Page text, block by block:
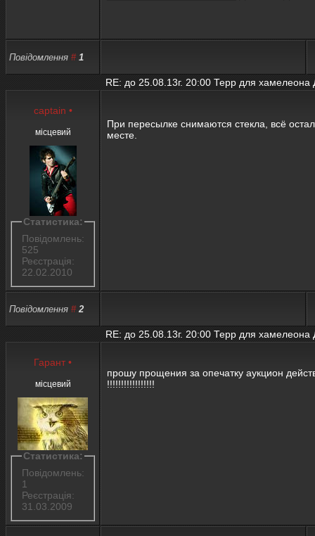
Повідомлення # 1
RE: до 25.08.13г. 20:00 Терр для
captain •
місцевий
Статистика:
Повідомлень:
525
Реєстрація:
22.02.2010
При пересылке снимаются стекла, всё
месте.
Повідомлення # 2
RE: до 25.08.13г. 20:00 Терр для
Гарант •
місцевий
Статистика:
Повідомлень:
1
Реєстрація:
31.03.2009
прошу прощения за опечатку аукцион
!!!!!!!!!!!!!!!!!